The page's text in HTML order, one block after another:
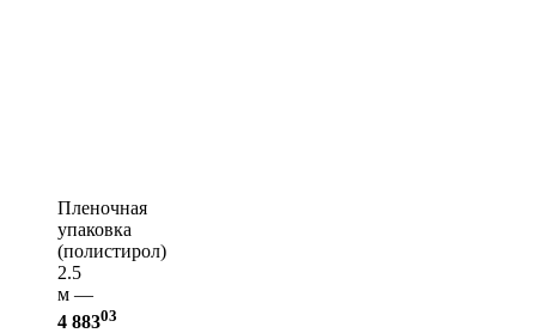
Пленочная
упаковка
(полистирол)
2.5
м —
4 88303